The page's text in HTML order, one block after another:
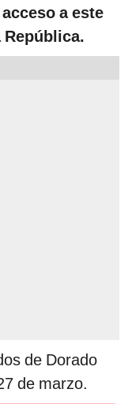
acceso a este
República.
de Dorado
de marzo.